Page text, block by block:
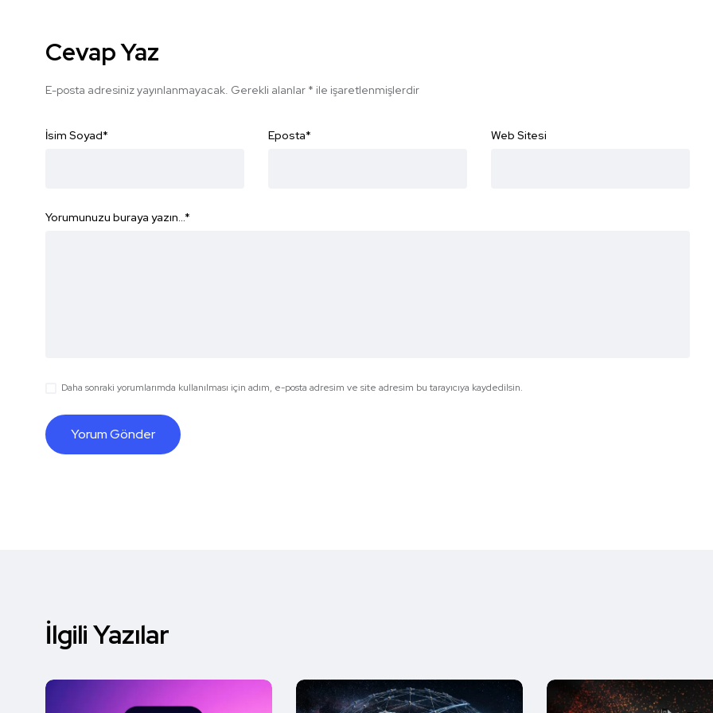
Cevap Yaz
E-posta adresiniz yayınlanmayacak. Gerekli alanlar * ile işaretlenmişlerdir
İsim Soyad* Eposta* Web Sitesi
Yorumunuzu buraya yazın...*
Daha sonraki yorumlarımda kullanılması için adım, e-posta adresim ve site adresim bu tarayıcıya kaydedilsin.
İlgili Yazılar